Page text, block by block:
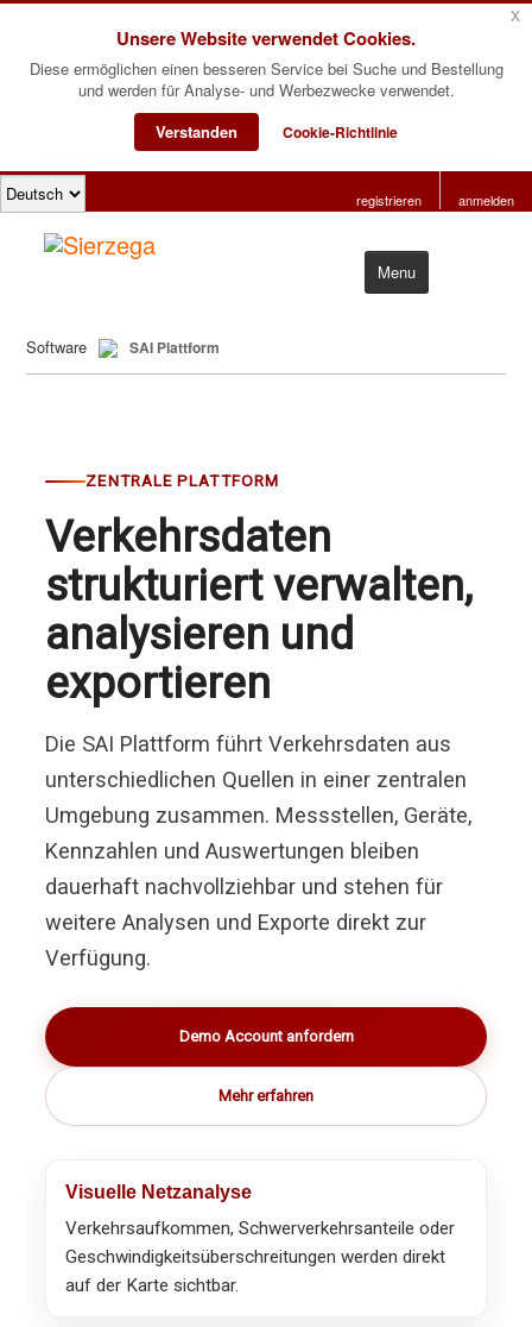
Unsere Website verwendet Cookies.
Diese ermöglichen einen besseren Service bei Suche und Bestellung
und werden für Analyse- und Werbezwecke verwendet.
Verstanden
Cookie-Richtlinie
x
registrieren anmelden
Menu
Produkte
Partnerbereich
Software SAI Plattform
ZENTRALE PLATTFORM
Verkehrsdaten
strukturiert verwalten,
analysieren und
exportieren
Die SAI Plattform führt Verkehrsdaten aus
unterschiedlichen Quellen in einer zentralen
Umgebung zusammen. Messstellen, Geräte,
Kennzahlen und Auswertungen bleiben
dauerhaft nachvollziehbar und stehen für
weitere Analysen und Exporte direkt zur
Verfügung.
Demo Account anfordern
Mehr erfahren
Visuelle Netzanalyse
Verkehrsaufkommen, Schwerverkehrsanteile oder
Geschwindigkeitsüberschreitungen werden direkt
auf der Karte sichtbar.